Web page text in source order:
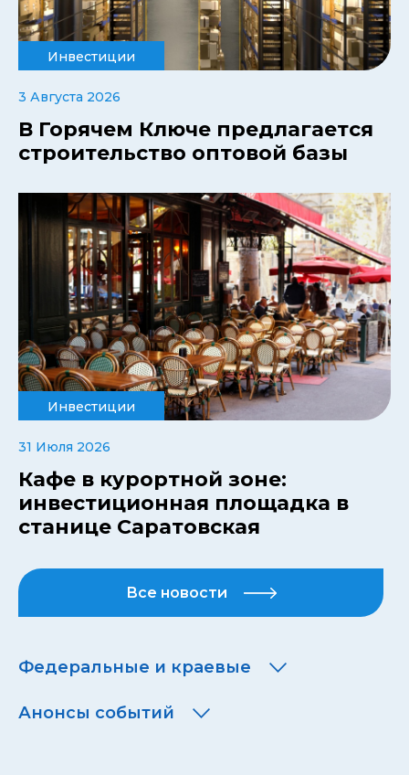
Все новости
Инвестиции
3 Августа 2026
В Горячем Ключе предлагается
строительство оптовой базы
Инвестиции
31 Июля 2026
Кафе в курортной зоне:
инвестиционная площадка в
станице Саратовская
Федеральные и краевые
Анонсы событий